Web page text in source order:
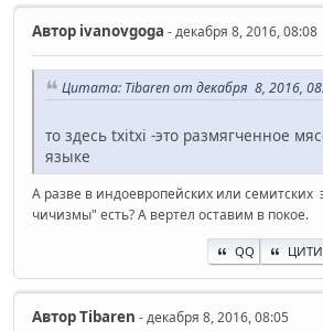
Автор ivanovgoga - декабря 8, 2016, 08:08
Цитата: Tibaren от декабря 8, 2016,
то здесь txitxi -это размягченное
языке
А разве в индоевропейских или семитских
чичизмы" есть? А вертел оставим в покое.
QQ
АвторTibaren - декабря 8, 2016, 08:05